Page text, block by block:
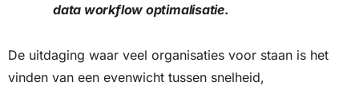
data workflow optimalisatie.
De uitdaging waar veel organisaties voor staan is het
vinden van een evenwicht tussen snelheid,